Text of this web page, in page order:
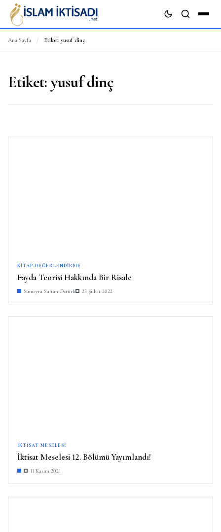
Ana Sayfa / Etiket: yusuf dinç
Etiket:yusuf dinç
KITAP-DEĞERLENDIRME
Fayda Teorisi Hakkında Bir Risale
Sümeyra Sultan Öztürk 23 Şubat 2022
İKTISAT MESELESI
İktisat Meselesi 12. Bölümü Yayımlandı!
11 Kasım 2021